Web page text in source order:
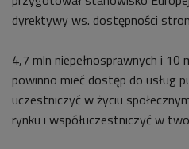
dyrektywy ws. dostępności
4,7 mln niepełnosprawnych i
powinno mieć dostęp do usług
uczestniczyć w życiu
rynku i współuczestniczyć w